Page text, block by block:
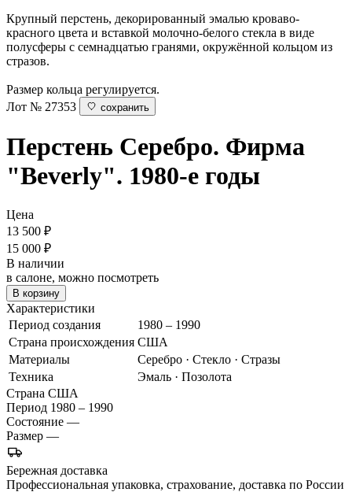
Крупный перстень, декорированный эмалью кроваво-
красного цвета и вставкой молочно-белого стекла в виде
полусферы с семнадцатью гранями, окружённой кольцом из
стразов.
Размер кольца регулируется.
Лот № 27353
сохранить
Перстень Серебро. Фирма
"Beverly". 1980-е годы
Цена
13 500 ₽
15 000 ₽
В наличии
в салоне, можно посмотреть
В корзину
Характеристики
Период создания
1980 – 1990
Страна происхождения США
Материалы
Серебро · Стекло · Стразы
Техника
Эмаль · Позолота
Страна США
Период 1980 – 1990
Состояние —
Размер —
Бережная доставка
Профессиональная упаковка, страхование, доставка по России